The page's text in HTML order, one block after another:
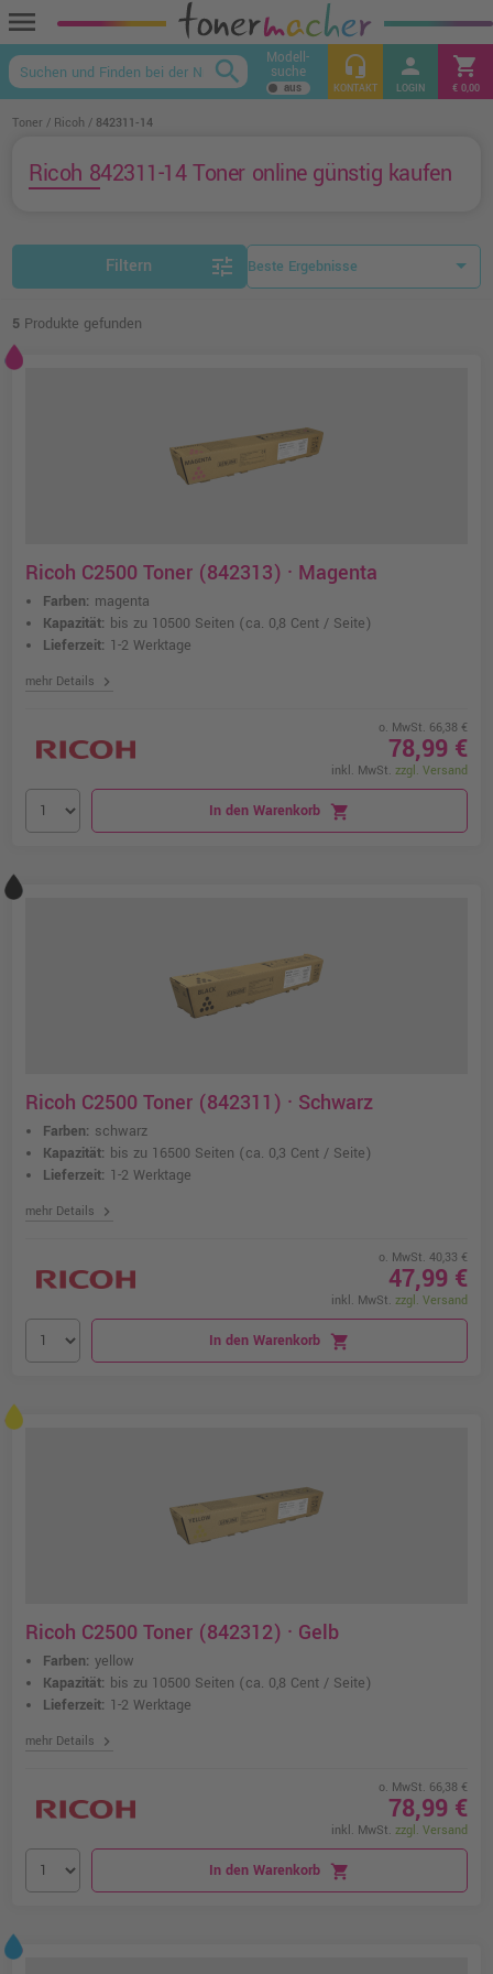
menu
keyboard_arrow_up
search Modell-
suche headset_mic
KONTAKT
person
LOGIN
shopping_cart
€ 0,00
Toner Ricoh 842311-14
Ricoh 842311-14 Toner online günstig kaufen
Filtern tune
5 Produkte gefunden
Ricoh C2500 Toner (842313) · Magenta
Farben: magenta
Kapazität: bis zu 10500 Seiten (ca. 0,8 Cent / Seite)
Lieferzeit: 1-2 Werktage
mehr Details chevron_right
o. MwSt. 66,38 €
78,99 €
inkl. MwSt. zzgl. Versand
In den Warenkorb shopping_cart
Ricoh C2500 Toner (842311) · Schwarz
Farben: schwarz
Kapazität: bis zu 16500 Seiten (ca. 0,3 Cent / Seite)
Lieferzeit: 1-2 Werktage
mehr Details chevron_right
o. MwSt. 40,33 €
47,99 €
inkl. MwSt. zzgl. Versand
In den Warenkorb shopping_cart
Ricoh C2500 Toner (842312) · Gelb
Farben: yellow
Kapazität: bis zu 10500 Seiten (ca. 0,8 Cent / Seite)
Lieferzeit: 1-2 Werktage
mehr Details chevron_right
o. MwSt. 66,38 €
78,99 €
inkl. MwSt. zzgl. Versand
In den Warenkorb shopping_cart